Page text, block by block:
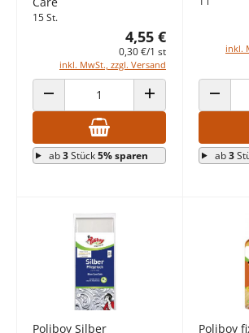
15 St.
4,55 €
0,30 €/1 st
inkl. MwSt., zzgl. Versand
ANZAHL VERRINGERN ANZAHL ERHÖHEN
ab3Stück5% sparen
inkl.
ab3
Poliboy Silber Poliboy